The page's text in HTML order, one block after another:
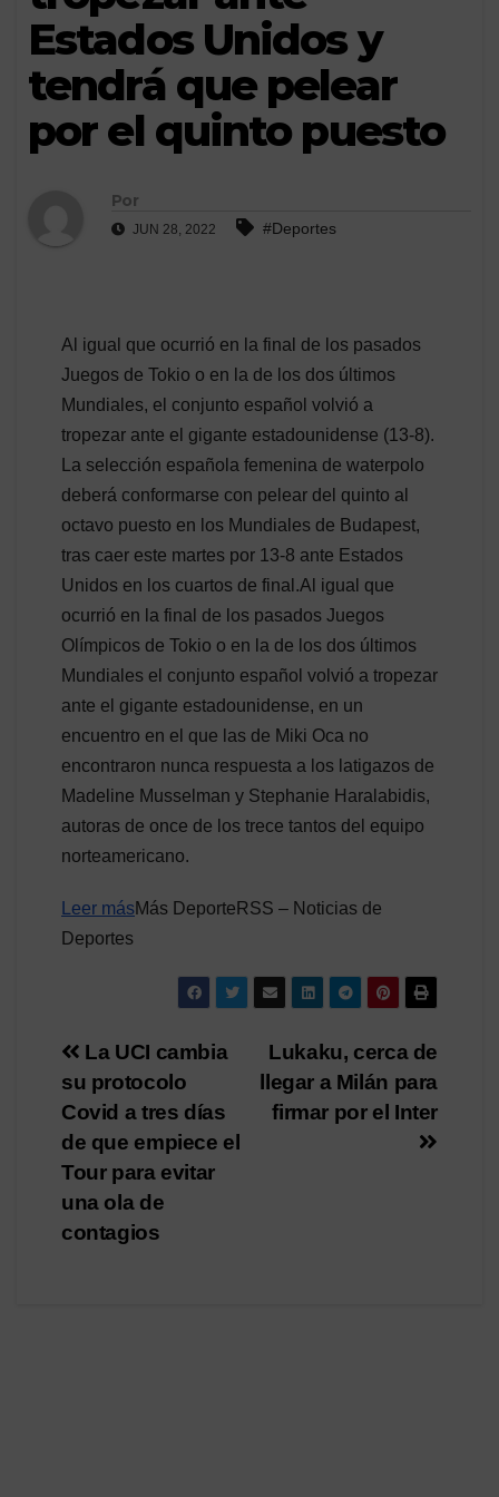
Estados Unidos y
tendrá que pelear
por el quinto puesto
Por
JUN 28, 2022 #Deportes
Al igual que ocurrió en la final de los pasados
Juegos de Tokio o en la de los dos últimos
Mundiales, el conjunto español volvió a
tropezar ante el gigante estadounidense (13-8).
La selección española femenina de waterpolo
deberá conformarse con pelear del quinto al
octavo puesto en los Mundiales de Budapest,
tras caer este martes por 13-8 ante Estados
Unidos en los cuartos de final.Al igual que
ocurrió en la final de los pasados Juegos
Olímpicos de Tokio o en la de los dos últimos
Mundiales el conjunto español volvió a tropezar
ante el gigante estadounidense, en un
encuentro en el que las de Miki Oca no
encontraron nunca respuesta a los latigazos de
Madeline Musselman y Stephanie Haralabidis,
autoras de once de los trece tantos del equipo
norteamericano.
Leer másMás DeporteRSS – Noticias de
Deportes
Navegación
de
entradas
Lukaku, cerca de
llegar a Milán para
firmar por el Inter
La UCI cambia
su protocolo
Covid a tres días
de que empiece el
Tour para evitar
una ola de
contagios